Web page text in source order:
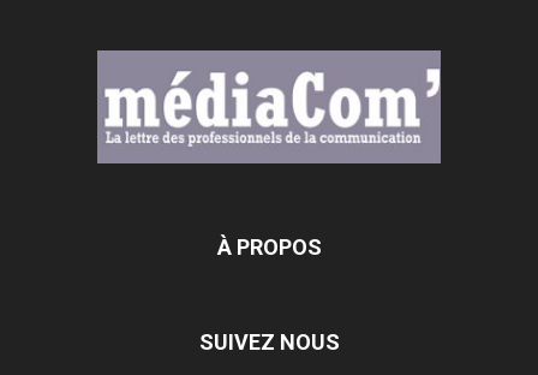
À PROPOS
SUIVEZ NOUS